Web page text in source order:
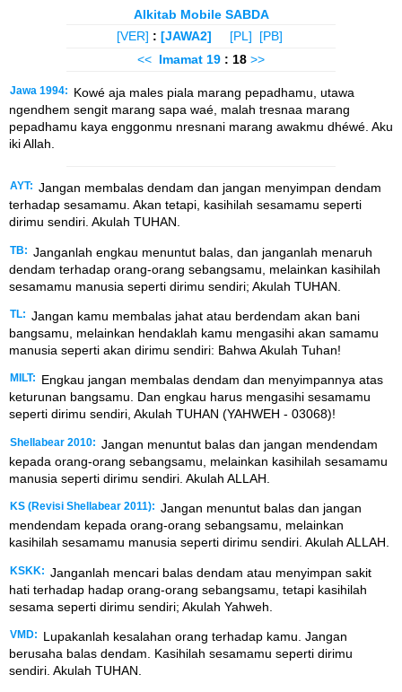
Alkitab Mobile SABDA
[VER] : [JAWA2] [PL]
[PB]
<< Imamat 19 : 18 >>
Jawa 1994:
Kowé aja males piala marang pepadhamu, utawa
ngendhem sengit marang sapa waé, malah tresnaa marang
pepadhamu kaya enggonmu nresnani marang awakmu dhéwé. Aku
iki Allah.
AYT: Jangan membalas dendam dan jangan menyimpan dendam
terhadap sesamamu. Akan tetapi, kasihilah sesamamu seperti
dirimu sendiri. Akulah TUHAN.
TB: Janganlah engkau menuntut balas, dan janganlah menaruh
dendam terhadap orang-orang sebangsamu, melainkan kasihilah
sesamamu manusia seperti dirimu sendiri; Akulah TUHAN.
TL: Jangan kamu membalas jahat atau berdendam akan bani
bangsamu, melainkan hendaklah kamu mengasihi akan samamu
manusia seperti akan dirimu sendiri: Bahwa Akulah Tuhan!
MILT:
Engkau jangan membalas dendam dan menyimpannya atas
keturunan bangsamu. Dan engkau harus mengasihi sesamamu
seperti dirimu sendiri, Akulah TUHAN (YAHWEH - 03068)!
Shellabear 2010: Jangan menuntut balas dan jangan mendendam
kepada orang-orang sebangsamu, melainkan kasihilah sesamamu
manusia seperti dirimu sendiri. Akulah ALLAH.
KS (Revisi Shellabear 2011): Jangan menuntut balas dan jangan
mendendam kepada orang-orang sebangsamu, melainkan
kasihilah sesamamu manusia seperti dirimu sendiri. Akulah ALLAH.
KSKK: Janganlah mencari balas dendam atau menyimpan sakit
hati terhadap hadap orang-orang sebangsamu, tetapi kasihilah
sesama seperti dirimu sendiri; Akulah Yahweh.
VMD:
Lupakanlah kesalahan orang terhadap kamu. Jangan
berusaha balas dendam. Kasihilah sesamamu seperti dirimu
sendiri. Akulah TUHAN.